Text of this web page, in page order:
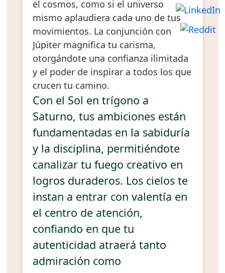
el cosmos, como si el universo
mismo aplaudiera cada uno de tus
movimientos. La conjunción con
Júpiter magnifica tu carisma,
otorgándote una confianza ilimitada
y el poder de inspirar a todos los que
crucen tu camino.
Con el Sol en trígono a
Saturno, tus ambiciones están
fundamentadas en la sabiduría
y la disciplina, permitiéndote
canalizar tu fuego creativo en
logros duraderos. Los cielos te
instan a entrar con valentía en
el centro de atención,
confiando en que tu
autenticidad atraerá tanto
admiración como